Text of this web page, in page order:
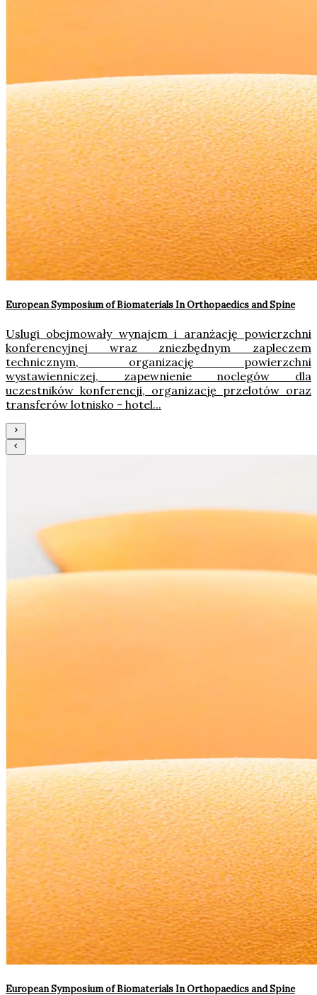
European Symposium of Biomaterials In Orthopaedics and Spine
Uslugi obejmowały wynajem i aranżację powierzchni
konferencyjnej wraz zniezbędnym zapleczem
technicznym, organizację powierzchni
wystawienniczej, zapewnienie noclegów dla
uczestników konferencji, organizację przelotów oraz
transferów lotnisko - hotel...
European Symposium of Biomaterials In Orthopaedics and Spine